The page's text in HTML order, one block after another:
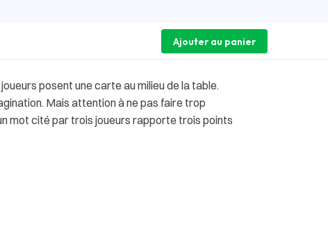
Ajouter au panier
posent une carte au milieu de la table.
Mais attention à ne pas faire trop
mot cité par trois joueurs rapporte trois points